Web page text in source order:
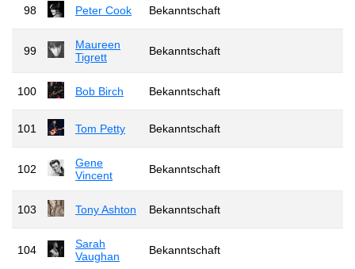
98 Peter Cook Bekanntschaft
99
Maureen
Tigrett
Bekanntschaft
100 Bob Birch Bekanntschaft
101 Tom Petty Bekanntschaft
102
Gene
Vincent
Bekanntschaft
103 Tony Ashton Bekanntschaft
104
Sarah
Vaughan
Bekanntschaft